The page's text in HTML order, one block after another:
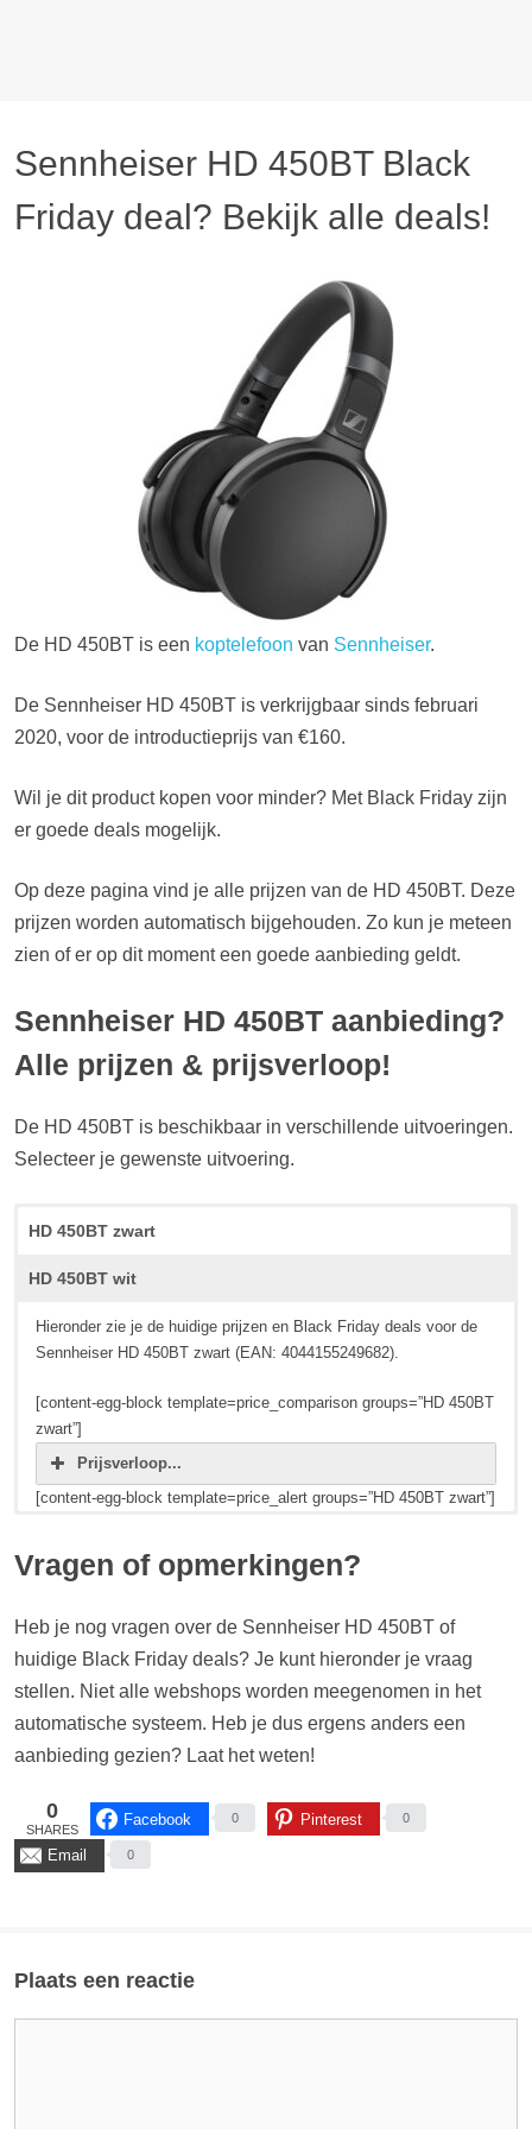
Sennheiser HD 450BT Black
Friday deal? Bekijk alle deals!
De HD 450BT is een koptelefoon van Sennheiser.
De Sennheiser HD 450BT is verkrijgbaar sinds februari
2020, voor de introductieprijs van €160.
Wil je dit product kopen voor minder? Met Black Friday zijn
er goede deals mogelijk.
Op deze pagina vind je alle prijzen van de HD 450BT. Deze
prijzen worden automatisch bijgehouden. Zo kun je meteen
zien of er op dit moment een goede aanbieding geldt.
Sennheiser HD 450BT aanbieding?
Alle prijzen & prijsverloop!
De HD 450BT is beschikbaar in verschillende uitvoeringen.
Selecteer je gewenste uitvoering.
HD 450BT zwart
HD 450BT wit
Hieronder zie je de huidige prijzen en Black Friday deals voor de
Sennheiser HD 450BT zwart (EAN: 4044155249682).
[content-egg-block template=price_comparison groups=”HD 450BT
zwart”]
Prijsverloop...
[content-egg-block template=price_alert groups=”HD 450BT zwart”]
wit”]
Prijsverloop...
[content-egg-block template=price_alert groups=”HD 450BT wit”]
Vragen of opmerkingen?
Heb je nog vragen over de Sennheiser HD 450BT of
huidige Black Friday deals? Je kunt hieronder je vraag
stellen. Niet alle webshops worden meegenomen in het
automatische systeem. Heb je dus ergens anders een
aanbieding gezien? Laat het weten!
0
SHARES
Facebook 0 Pinterest 0
Email 0
Plaats een reactie